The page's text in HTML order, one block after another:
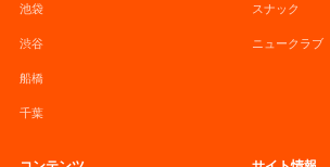
池袋
渋谷
船橋
千葉
スナック
ニュークラブ